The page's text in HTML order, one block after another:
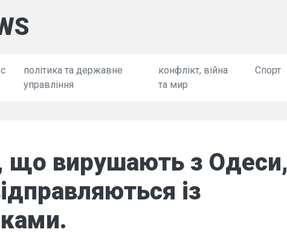
політика та державне
управління
конфлікт, війна
та мир
Спорт
що вирушають з Одеси,
із